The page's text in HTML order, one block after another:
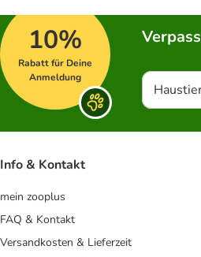
10%
Rabatt für Deine
Anmeldung
Info & Kontakt
mein zooplus
FAQ & Kontakt
Versandkosten & Lieferzeit